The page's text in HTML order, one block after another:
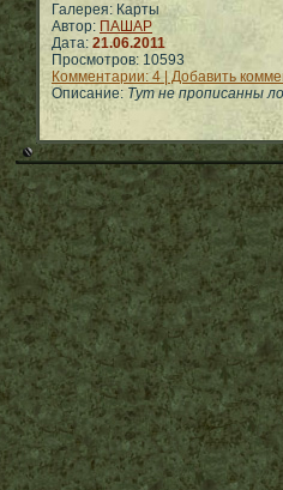
Галерея: Карты
Автор: ПАШАР
Дата: 21.06.2011
Просмотров: 10593
Комментарии: 4 | Добавить
Описание: Тут не прописанны